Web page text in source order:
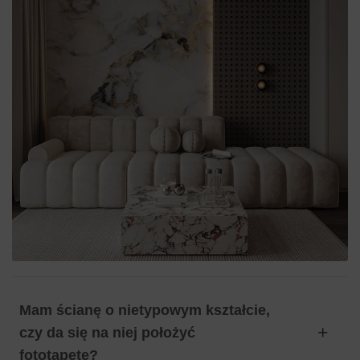
Mam ścianę o nietypowym kształcie,
czy da się na niej położyć
fototapetę?